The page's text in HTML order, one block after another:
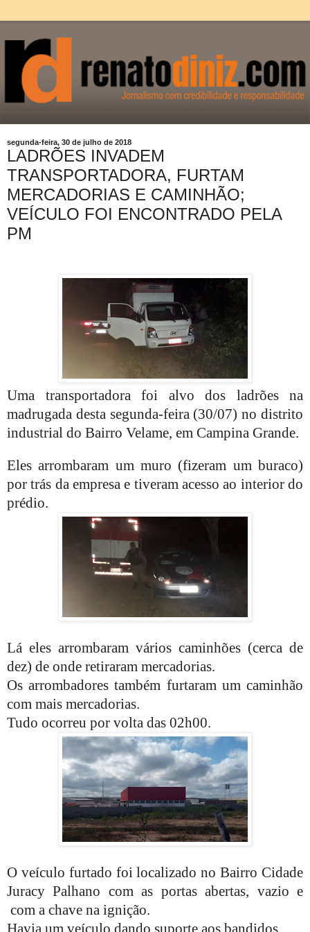
segunda-feira, 30 de julho de 2018
LADRÕES INVADEM
TRANSPORTADORA, FURTAM
MERCADORIAS E CAMINHÃO;
VEÍCULO FOI ENCONTRADO PELA
PM
Uma transportadora foi alvo dos ladrões na
madrugada desta segunda-feira (30/07) no distrito
industrial do Bairro Velame, em Campina Grande.
Eles arrombaram um muro (fizeram um buraco)
por trás da empresa e tiveram acesso ao interior do
prédio.
Lá eles arrombaram vários caminhões (cerca de
dez) de onde retiraram mercadorias.
Os arrombadores também furtaram um caminhão
com mais mercadorias.
Tudo ocorreu por volta das 02h00.
O veículo furtado foi localizado no Bairro Cidade
Juracy Palhano com as portas abertas, vazio e
com a chave na ignição.
Havia um veículo dando suporte aos bandidos.